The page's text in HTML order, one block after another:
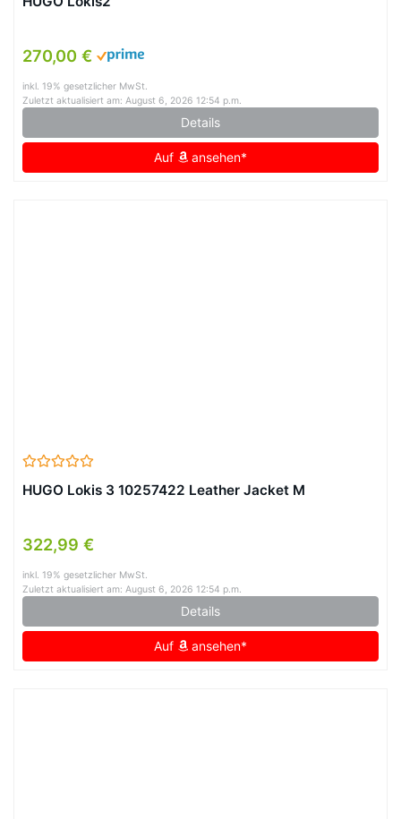
270,00 €
inkl. 19% gesetzlicher MwSt.
Zuletzt aktualisiert am: August 6, 2026 12:54 p.m.
Details
Auf ansehen*
HUGO Lokis 3 10257422 Leather Jacket M
322,99 €
inkl. 19% gesetzlicher MwSt.
Zuletzt aktualisiert am: August 6, 2026 12:54 p.m.
Details
Auf ansehen*